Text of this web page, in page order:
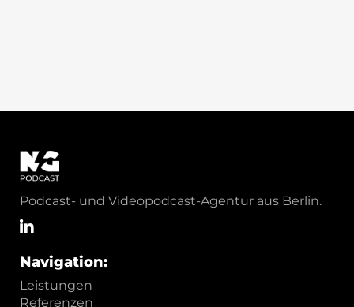
Podcast- und Videopodcast-Agentur aus Berlin.
Navigation:
Leistungen
Referenzen